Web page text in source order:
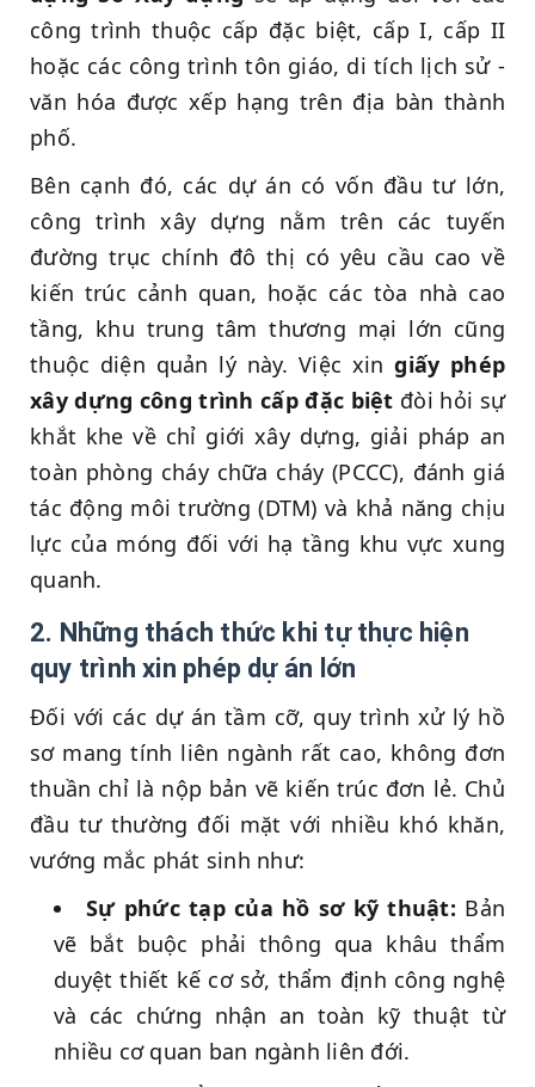
công trình thuộc cấp đặc biệt, cấp I, cấp II
hoặc các công trình tôn giáo, di tích lịch sử -
văn hóa được xếp hạng trên địa bàn thành
phố.
Bên cạnh đó, các dự án có vốn đầu tư lớn,
công trình xây dựng nằm trên các tuyến
đường trục chính đô thị có yêu cầu cao về
kiến trúc cảnh quan, hoặc các tòa nhà cao
tầng, khu trung tâm thương mại lớn cũng
thuộc diện quản lý này. Việc xingiấy phép
xây dựng công trình cấp đặc biệt đòi hỏi sự
khắt khe về chỉ giới xây dựng, giải pháp an
toàn phòng cháy chữa cháy (PCCC), đánh giá
tác động môi trường (DTM) và khả năng chịu
lực của móng đối với hạ tầng khu vực xung
quanh.
2. Những thách thức khi tự thực hiện
quy trình xin phép dự án lớn
Đối với các dự án tầm cỡ, quy trình xử lý hồ
sơ mang tính liên ngành rất cao, không đơn
thuần chỉ là nộp bản vẽ kiến trúc đơn lẻ. Chủ
đầu tư thường đối mặt với nhiều khó khăn,
vướng mắc phát sinh như:
Sự phức tạp của hồ sơ kỹ thuật: Bản
vẽ bắt buộc phải thông qua khâu thẩm
duyệt thiết kế cơ sở, thẩm định công nghệ
và các chứng nhận an toàn kỹ thuật từ
nhiều cơ quan ban ngành liên đới.